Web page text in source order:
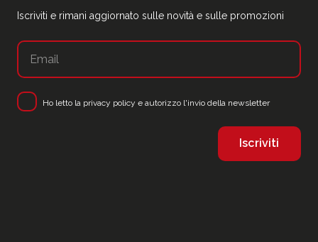
Iscriviti e rimani aggiornato sulle novità e sulle promozioni
Ho letto la privacy policy e autorizzo l'invio della newsletter